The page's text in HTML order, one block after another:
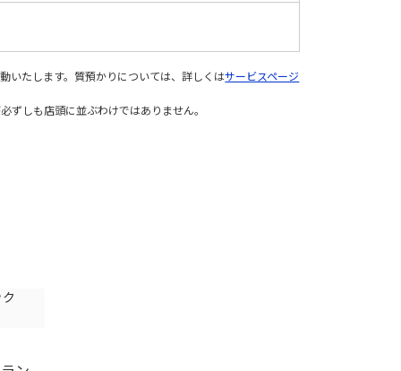
いたします。質預かりについては、詳しくはサービスページ
ずしも店頭に並ぶわけではありません。